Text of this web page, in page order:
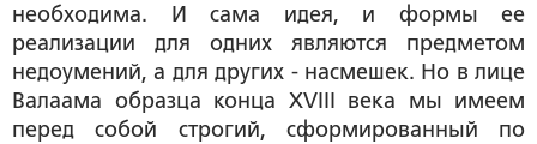
необходима. И сама идея, и формы ее
реализации для одних являются предметом
недоумений, а для других - насмешек. Но в лице
Валаама образца конца XVIII века мы имеем
перед собой строгий, сформированный по